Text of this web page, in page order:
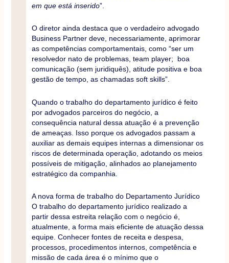
em que está inserido”.
O diretor ainda destaca que o verdadeiro advogado
Business Partner deve, necessariamente, aprimorar
as competências comportamentais, como “ser um
resolvedor nato de problemas, team player; boa
comunicação (sem juridiquês), atitude positiva e boa
gestão de tempo, as chamadas soft skills”.
Quando o trabalho do departamento jurídico é feito
por advogados parceiros do negócio, a
consequência natural dessa atuação é a prevenção
de ameaças. Isso porque os advogados passam a
auxiliar as demais equipes internas a dimensionar os
riscos de determinada operação, adotando os meios
possíveis de mitigação, alinhados ao planejamento
estratégico da companhia.
A nova forma de trabalho do Departamento Jurídico
O trabalho do departamento jurídico realizado a
partir dessa estreita relação com o negócio é,
atualmente, a forma mais eficiente de atuação dessa
equipe. Conhecer fontes de receita e despesa,
processos, procedimentos internos, competência e
missão de cada área é o mínimo que o